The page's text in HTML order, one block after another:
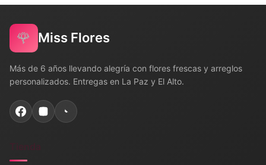
🌹 Miss Flores
Más de 6 años llevando alegría con flores frescas y arreglos
personalizados. Entregas en La Paz y El Alto.